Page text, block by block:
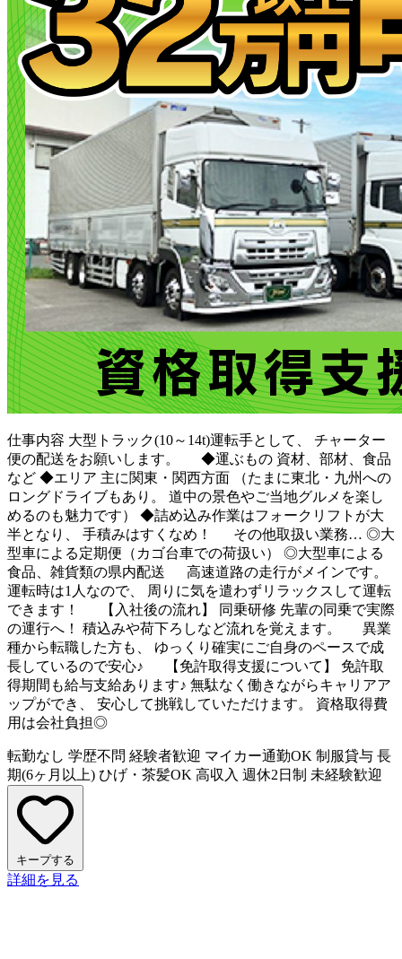
仕事内容 大型トラック(10～14t)運転手として、 チャーター
便の配送をお願いします。 ◆運ぶもの 資材、部材、食品
など ◆エリア 主に関東・関西方面 （たまに東北・九州への
ロングドライブもあり。 道中の景色やご当地グルメを楽し
めるのも魅力です） ◆詰め込み作業はフォークリフトが大
半となり、 手積みはすくなめ！ その他取扱い業務… ◎大
型車による定期便（カゴ台車での荷扱い） ◎大型車による
食品、雑貨類の県内配送 高速道路の走行がメインです。
運転時は1人なので、 周りに気を遣わずリラックスして運転
できます！ 【入社後の流れ】 同乗研修 先輩の同乗で実際
の運行へ！ 積込みや荷下ろしなど流れを覚えます。 異業
種から転職した方も、 ゆっくり確実にご自身のペースで成
長しているので安心♪ 【免許取得支援について】 免許取
得期間も給与支給あります♪ 無駄なく働きながらキャリアア
ップができ、 安心して挑戦していただけます。 資格取得費
用は会社負担◎
転勤なし 学歴不問 経験者歓迎 マイカー通勤OK 制服貸与 長
期(6ヶ月以上) ひげ・茶髪OK 高収入 週休2日制 未経験歓迎
キープする
詳細を見る